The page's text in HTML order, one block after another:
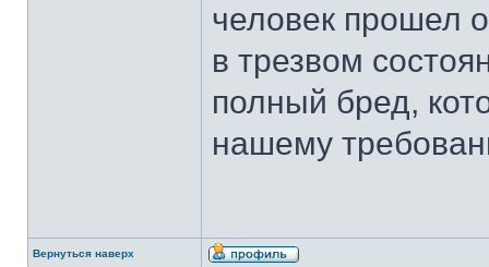
человек прошел
в трезвом
полный бред,
нашему
Вернуться наверх